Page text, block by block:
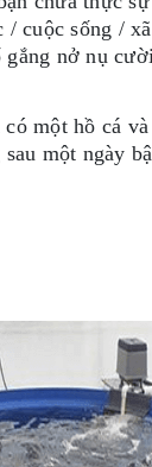
/ cuộc sống /
gắng nở nụ
có một hồ cá
một ngày